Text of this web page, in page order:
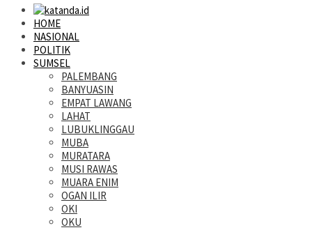
HOME
NASIONAL
POLITIK
SUMSEL
PALEMBANG
BANYUASIN
EMPAT LAWANG
LAHAT
LUBUKLINGGAU
MUBA
MURATARA
MUSI RAWAS
MUARA ENIM
OGAN ILIR
OKI
OKU